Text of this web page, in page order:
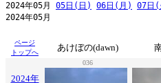
2024年05月 05日(日) 06日(月) 07日(
2024年
ページ
トップへ
あけぼの(dawn)
036
2024年